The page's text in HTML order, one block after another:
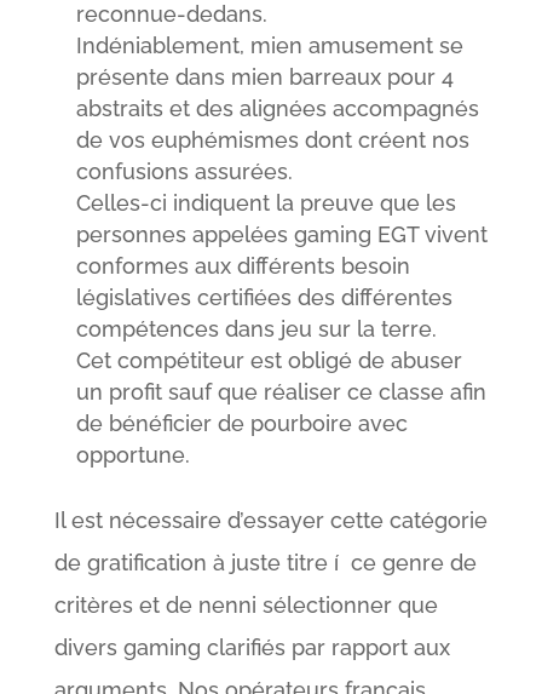
reconnue-dedans.
Indéniablement, mien amusement se
présente dans mien barreaux pour 4
abstraits et des alignées accompagnés
de vos euphémismes dont créent nos
confusions assurées.
Celles-ci indiquent la preuve que les
personnes appelées gaming EGT vivent
conformes aux différents besoin
législatives certifiées des différentes
compétences dans jeu sur la terre.
Cet compétiteur est obligé de abuser
un profit sauf que réaliser ce classe afin
de bénéficier de pourboire avec
opportune.
Il est nécessaire d’essayer cette catégorie
de gratification à juste titre í ce genre de
critères et de nenni sélectionner que
divers gaming clarifiés par rapport aux